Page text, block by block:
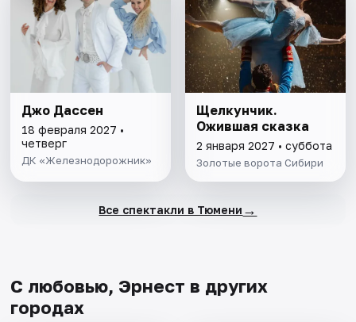
Джо Дассен
18 февраля 2027 •
четверг
ДК «Железнодорожник»
Щелкунчик.
Ожившая сказка
2 января 2027 • суббота
Золотые ворота Сибири
Все спектакли в Тюмени →
С любовью, Эрнест в других
городах